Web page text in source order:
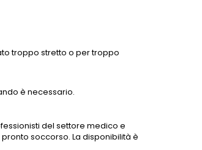
troppo stretto o per troppo
è necessario.
del settore medico e
soccorso. La disponibilità è